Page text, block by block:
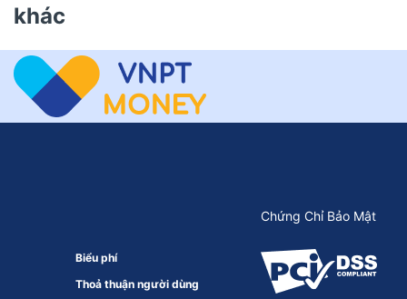
khác
Biểu phí
Thoả thuận người dùng
Chứng Chỉ Bảo Mật